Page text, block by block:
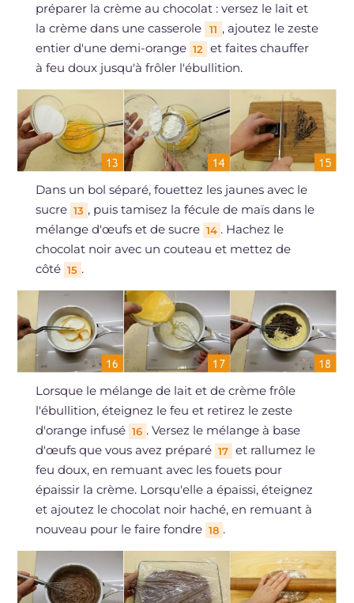
préparer la crème au chocolat : versez le lait et
la crème dans une casserole
11 , ajoutez le zeste
entier d'une demi-orange 12
et faites chauffer
à feu doux jusqu'à frôler l'ébullition.
Dans un bol séparé, fouettez les jaunes avec le
sucre 13 , puis tamisez la fécule de maïs dans le
mélange d'œufs et de sucre 14 . Hachez le
chocolat noir avec un couteau et mettez de
côté 15 .
Lorsque le mélange de lait et de crème frôle
l'ébullition, éteignez le feu et retirez le zeste
d'orange infusé 16 . Versez le mélange à base
d'œufs que vous avez préparé 17 et rallumez le
feu doux, en remuant avec les fouets pour
épaissir la crème. Lorsqu'elle a épaissi, éteignez
et ajoutez le chocolat noir haché, en remuant à
nouveau pour le faire fondre 18 .